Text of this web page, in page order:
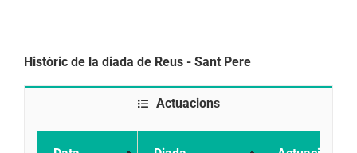
Històric de la diada de Reus - Sant Pere
Actuacions